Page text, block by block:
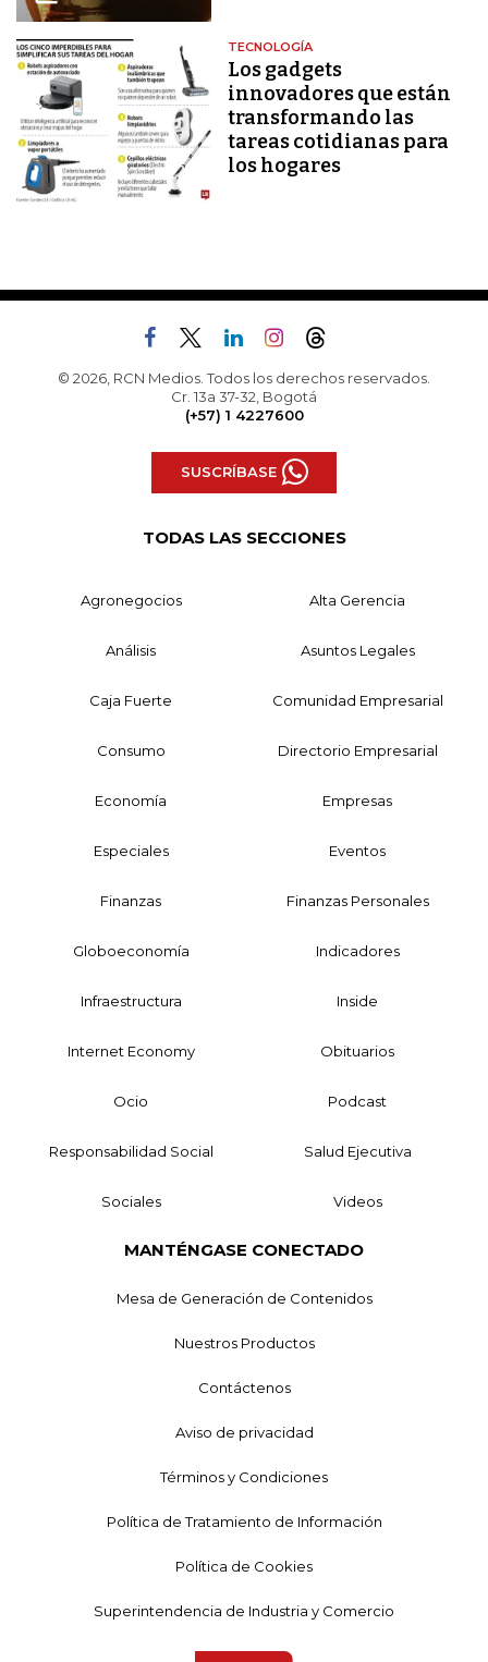
TECNOLOGÍA
Los gadgets
innovadores que están
transformando las
tareas cotidianas para
los hogares
© 2026, RCN Medios. Todos los derechos reservados.
Cr. 13a 37-32, Bogotá
(+57) 1 4227600
SUSCRÍBASE
TODAS LAS SECCIONES
Agronegocios Alta Gerencia
Análisis Asuntos Legales
Caja Fuerte Comunidad Empresarial
Consumo Directorio Empresarial
Economía Empresas
Especiales Eventos
Finanzas Finanzas Personales
Globoeconomía Indicadores
Infraestructura Inside
Internet Economy Obituarios
Ocio Podcast
Responsabilidad Social Salud Ejecutiva
Sociales Videos
MANTÉNGASE CONECTADO
Mesa de Generación de Contenidos
Nuestros Productos
Contáctenos
Aviso de privacidad
Términos y Condiciones
Política de Tratamiento de Información
Política de Cookies
Superintendencia de Industria y Comercio